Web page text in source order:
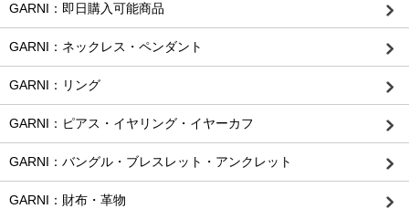
GARNI：即日購入可能商品
GARNI：ネックレス・ペンダント
GARNI：リング
GARNI：ピアス・イヤリング・イヤーカフ
GARNI：バングル・ブレスレット・アンクレット
GARNI：財布・革物